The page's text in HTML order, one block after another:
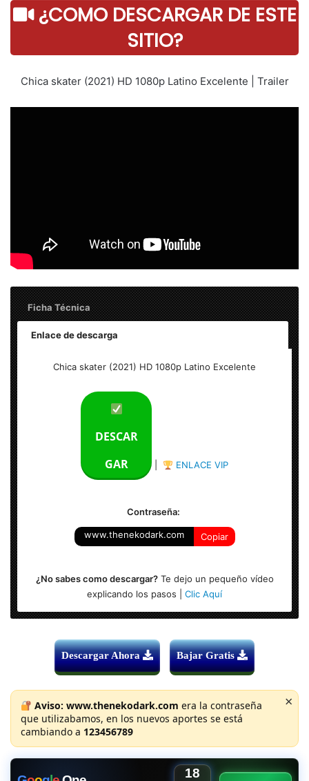
¿COMO DESCARGAR DE ESTE
SITIO?
Chica skater (2021) HD 1080p Latino Excelente | Trailer
Ficha Técnica
Enlace de descarga
Tamaño: 2.4 Gb
Resolución: 1920 x 804
Chica skater (2021) HD 1080p Latino Excelente
DESCAR
GAR
ENLACE VIP
Contraseña:
www.thenekodark.com Copiar
¿No sabes como descargar?Te dejo un pequeño vídeo
explicando los pasos | Clic Aquí
Descargar Ahora Bajar Gratis
Aviso: www.thenekodark.com era la contraseña
que utilizabamos, en los nuevos aportes se está
cambiando a 123456789
×
18